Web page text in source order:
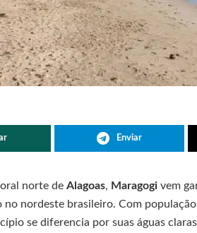
Enviar
norte de Alagoas, Maragogi vem
nordeste brasileiro. Com
se diferencia por suas águas